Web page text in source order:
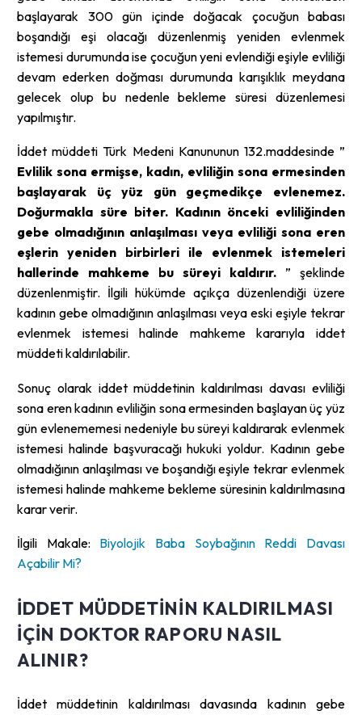
başlayarak 300 gün içinde doğacak çocuğun babası
boşandığı eşi olacağı düzenlenmiş yeniden evlenmek
istemesi durumunda ise çocuğun yeni evlendiği eşiyle evliliği
devam ederken doğması durumunda karışıklık meydana
gelecek olup bu nedenle bekleme süresi düzenlemesi
yapılmıştır.
İddet müddeti Türk Medeni Kanununun 132.maddesinde ”
Evlilik sona ermişse, kadın, evliliğin sona ermesinden
başlayarak üç yüz gün geçmedikçe evlenemez.
Doğurmakla süre biter. Kadının önceki evliliğinden
gebe olmadığının anlaşılması veya evliliği sona eren
eşlerin yeniden birbirleri ile evlenmek istemeleri
hallerinde mahkeme bu süreyi kaldırır. ” şeklinde
düzenlenmiştir. İlgili hükümde açıkça düzenlendiği üzere
kadının gebe olmadığının anlaşılması veya eski eşiyle tekrar
evlenmek istemesi halinde mahkeme kararıyla iddet
müddeti kaldırılabilir.
Sonuç olarak iddet müddetinin kaldırılması davası evliliği
sona eren kadının evliliğin sona ermesinden başlayan üç yüz
gün evlenememesi nedeniyle bu süreyi kaldırarak evlenmek
istemesi halinde başvuracağı hukuki yoldur. Kadının gebe
olmadığının anlaşılması ve boşandığı eşiyle tekrar evlenmek
istemesi halinde mahkeme bekleme süresinin kaldırılmasına
karar verir.
İlgili Makale: Biyolojik Baba Soybağının Reddi Davası
Açabilir Mi?
İDDET MÜDDETININ KALDIRILMASI
IÇIN DOKTOR RAPORU NASIL
ALINIR?
İddet müddetinin kaldırılması davasında kadının gebe